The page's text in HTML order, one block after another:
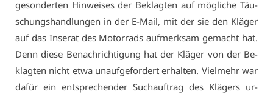
ge­son­der­ten Hin­wei­ses der Be­klag­ten auf mög­li­che Täu­
schungs­hand­lun­gen in der E-Mail, mit der sie den Klä­ger
auf das In­se­rat des Mo­tor­rads auf­merk­sam ge­macht hat.
Denn die­se Be­nach­rich­ti­gung hat der Klä­ger von der Be­
klag­ten nicht et­wa un­auf­ge­for­dert er­hal­ten. Viel­mehr war
da­für ein ent­spre­chen­der Such­auf­trag des Klä­gers ur­